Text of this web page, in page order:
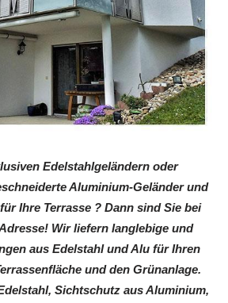
Edelstahlgeländern oder
Aluminium-Geländer und
Ihre Terrasse ? Dann sind Sie bei
Wir liefern langlebige und
aus Edelstahl und Alu für Ihren
und den Grünanlage.
Sichtschutz aus Aluminium,